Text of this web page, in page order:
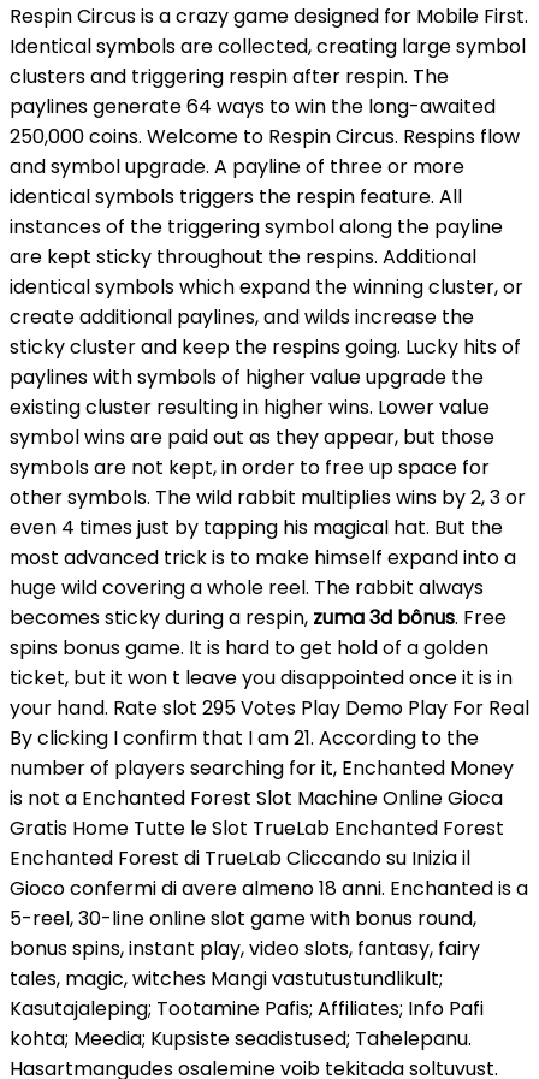
Respin Circus is a crazy game designed for Mobile First.
Identical symbols are collected, creating large symbol
clusters and triggering respin after respin. The
paylines generate 64 ways to win the long-awaited
250,000 coins. Welcome to Respin Circus. Respins flow
and symbol upgrade. A payline of three or more
identical symbols triggers the respin feature. All
instances of the triggering symbol along the payline
are kept sticky throughout the respins. Additional
identical symbols which expand the winning cluster, or
create additional paylines, and wilds increase the
sticky cluster and keep the respins going. Lucky hits of
paylines with symbols of higher value upgrade the
existing cluster resulting in higher wins. Lower value
symbol wins are paid out as they appear, but those
symbols are not kept, in order to free up space for
other symbols. The wild rabbit multiplies wins by 2, 3 or
even 4 times just by tapping his magical hat. But the
most advanced trick is to make himself expand into a
huge wild covering a whole reel. The rabbit always
becomes sticky during a respin, zuma 3d bônus. Free
spins bonus game. It is hard to get hold of a golden
ticket, but it won t leave you disappointed once it is in
your hand. Rate slot 295 Votes Play Demo Play For Real
By clicking I confirm that I am 21. According to the
number of players searching for it, Enchanted Money
is not a Enchanted Forest Slot Machine Online Gioca
Gratis Home Tutte le Slot TrueLab Enchanted Forest
Enchanted Forest di TrueLab Cliccando su Inizia il
Gioco confermi di avere almeno 18 anni. Enchanted is a
5-reel, 30-line online slot game with bonus round,
bonus spins, instant play, video slots, fantasy, fairy
tales, magic, witches Mangi vastutustundlikult;
Kasutajaleping; Tootamine Pafis; Affiliates; Info Pafi
kohta; Meedia; Kupsiste seadistused; Tahelepanu.
Hasartmangudes osalemine voib tekitada soltuvust.